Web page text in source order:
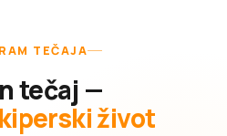
TEČAJA
tečaj —
život